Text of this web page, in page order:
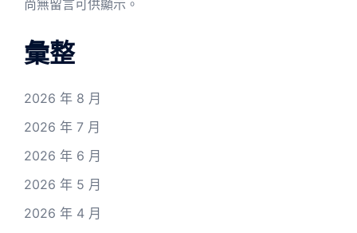
尚無留言可供顯示。
彙整
2026 年 8 月
2026 年 7 月
2026 年 6 月
2026 年 5 月
2026 年 4 月